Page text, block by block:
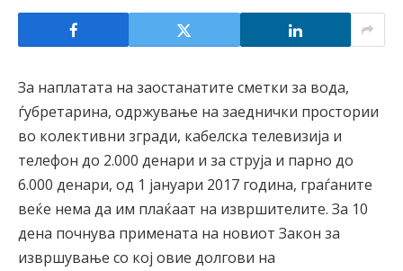
За наплатата на заостанатите сметки за вода,
ѓубретарина, одржување на заеднички простории
во колективни згради, кабелска телевизија и
телефон до 2.000 денари и за струја и парно до
6.000 денари, од 1 јануари 2017 година, граѓаните
веќе нема да им плаќаат на извршителите. За 10
дена почнува примената на новиот Закон за
извршување со кој овие долгови на